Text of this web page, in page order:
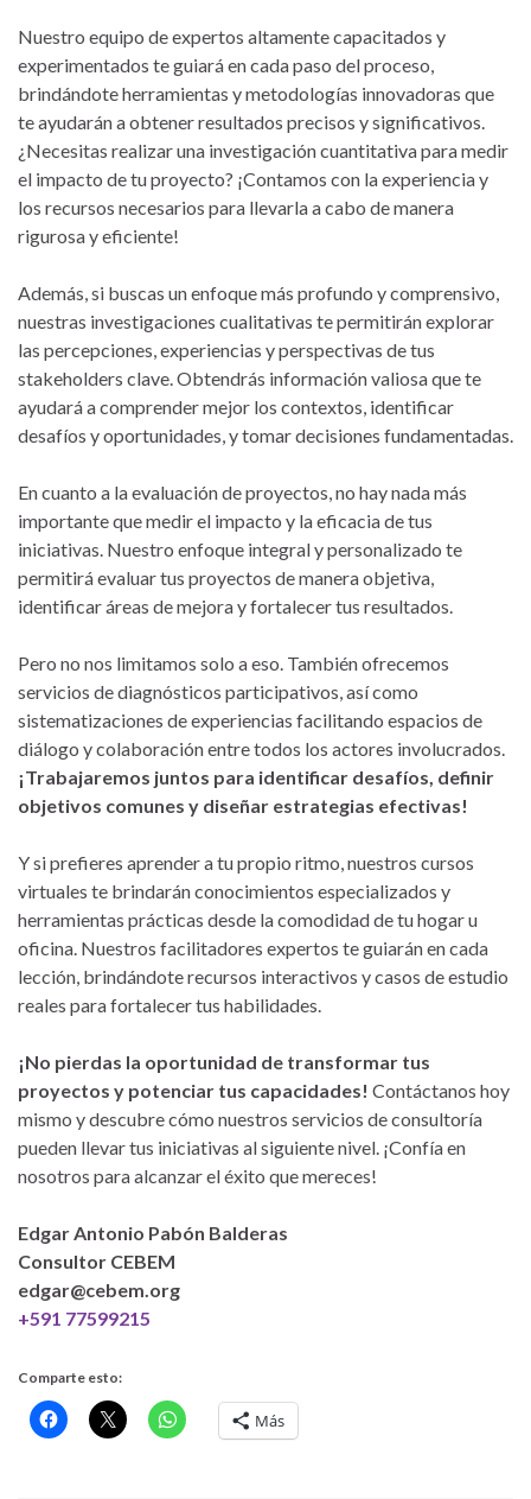
Nuestro equipo de expertos altamente capacitados y
experimentados te guiará en cada paso del proceso,
brindándote herramientas y metodologías innovadoras que
te ayudarán a obtener resultados precisos y significativos.
¿Necesitas realizar una investigación cuantitativa para medir
el impacto de tu proyecto? ¡Contamos con la experiencia y
los recursos necesarios para llevarla a cabo de manera
rigurosa y eficiente!
Además, si buscas un enfoque más profundo y comprensivo,
nuestras investigaciones cualitativas te permitirán explorar
las percepciones, experiencias y perspectivas de tus
stakeholders clave. Obtendrás información valiosa que te
ayudará a comprender mejor los contextos, identificar
desafíos y oportunidades, y tomar decisiones fundamentadas.
En cuanto a la evaluación de proyectos, no hay nada más
importante que medir el impacto y la eficacia de tus
iniciativas. Nuestro enfoque integral y personalizado te
permitirá evaluar tus proyectos de manera objetiva,
identificar áreas de mejora y fortalecer tus resultados.
Pero no nos limitamos solo a eso. También ofrecemos
servicios de diagnósticos participativos, así como
sistematizaciones de experiencias facilitando espacios de
diálogo y colaboración entre todos los actores involucrados.
¡Trabajaremos juntos para identificar desafíos, definir
objetivos comunes y diseñar estrategias efectivas!
Y si prefieres aprender a tu propio ritmo, nuestros cursos
virtuales te brindarán conocimientos especializados y
herramientas prácticas desde la comodidad de tu hogar u
oficina. Nuestros facilitadores expertos te guiarán en cada
lección, brindándote recursos interactivos y casos de estudio
reales para fortalecer tus habilidades.
¡No pierdas la oportunidad de transformar tus
proyectos y potenciar tus capacidades! Contáctanos hoy
mismo y descubre cómo nuestros servicios de consultoría
pueden llevar tus iniciativas al siguiente nivel. ¡Confía en
nosotros para alcanzar el éxito que mereces!
Edgar Antonio Pabón Balderas
Consultor CEBEM
edgar@cebem.org
+591 77599215
Comparte esto:
Más